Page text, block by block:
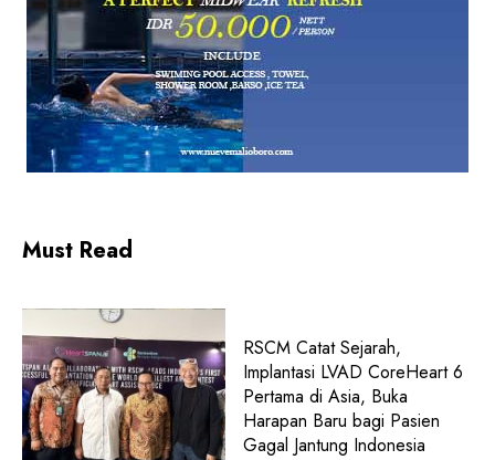
Must Read
RSCM Catat Sejarah,
Implantasi LVAD CoreHeart 6
Pertama di Asia, Buka
Harapan Baru bagi Pasien
Gagal Jantung Indonesia